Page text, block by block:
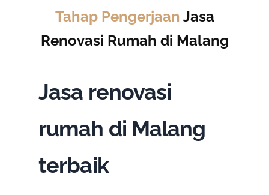
Tahap Pengerjaan Jasa
Renovasi Rumah di Malang
Jasa renovasi
rumah di Malang
terbaik